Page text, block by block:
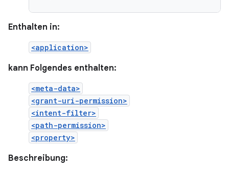
Enthalten in:
<application>
kann Folgendes enthalten:
<meta-data>
<grant-uri-permission>
<intent-filter>
<path-permission>
<property>
Beschreibung: